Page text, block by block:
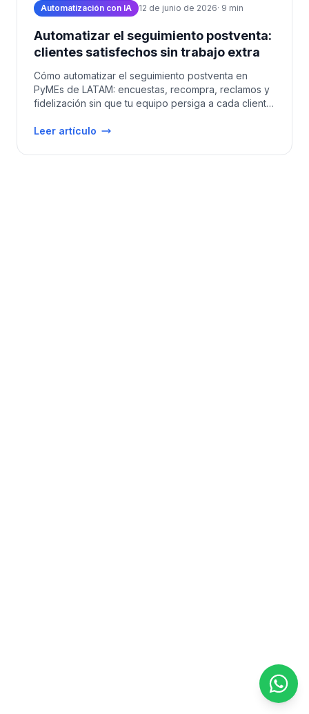
Automatización con IA 12 de junio de 2026· 9 min
Automatizar el seguimiento postventa:
clientes satisfechos sin trabajo extra
Cómo automatizar el seguimiento postventa en
PyMEs de LATAM: encuestas, recompra, reclamos y
fidelización sin que tu equipo persiga a cada cliente
Leer artículo